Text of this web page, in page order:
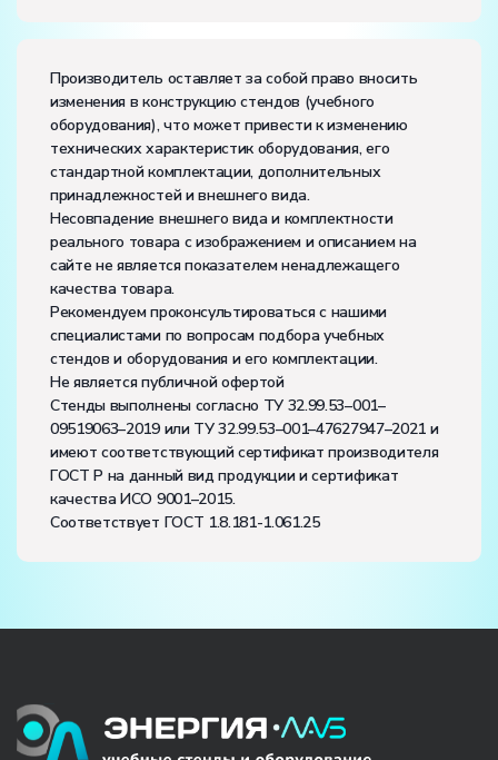
Производитель оставляет за собой право вносить
изменения в конструкцию стендов (учебного
оборудования), что может привести к изменению
технических характеристик оборудования, его
стандартной комплектации, дополнительных
принадлежностей и внешнего вида.
Несовпадение внешнего вида и комплектности
реального товара с изображением и описанием на
сайте не является показателем ненадлежащего
качества товара.
Рекомендуем проконсультироваться с нашими
специалистами по вопросам подбора учебных
стендов и оборудования и его комплектации.
Не является публичной офертой
Стенды выполнены согласно ТУ 32.99.53–001–
09519063–2019 или ТУ 32.99.53–001–47627947–2021 и
имеют соответствующий сертификат производителя
ГОСТ Р на данный вид продукции и сертификат
качества ИСО 9001–2015.
Соответствует ГОСТ 1.8.181-1.061.25